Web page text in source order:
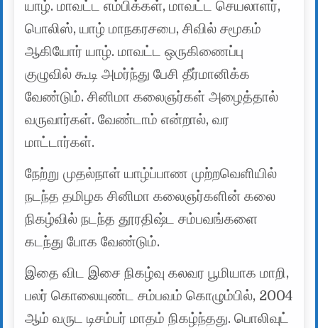
யாழ். மாவட்ட எம்பிக்கள், மாவட்ட செயலாளர்,
பொலிஸ், யாழ் மாநகரசபை, சிவில் சமூகம்
ஆகியோர் யாழ். மாவட்ட ஒருகிணைப்பு
குழுவில் கூடி அமர்ந்து பேசி தீர்மானிக்க
வேண்டும். சினிமா கலைஞர்கள் அழைத்தால்
வருவார்கள். வேண்டாம் என்றால், வர
மாட்டார்கள்.
நேற்று முதல்நாள் யாழ்ப்பாண முற்றவெளியில்
நடந்த தமிழக சினிமா கலைஞர்களின் கலை
நிகழ்வில் நடந்த தூரதிஷ்ட சம்பவங்களை
கடந்து போக வேண்டும்.
இதை விட இசை நிகழ்வு கலவர பூமியாக மாறி,
பலர் கொலையுண்ட சம்பவம் கொழும்பில், 2004
ஆம் வருட டிசம்பர் மாதம் நிகழ்ந்தது. பொலிவுட்